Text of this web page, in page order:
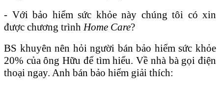
- Với bảo hiểm sức khỏe này chúng tôi có xin
được chương trìnhHome Care?
BS khuyên nên hỏi người bán bảo hiểm sức khỏe
20% của ông Hữu để tìm hiểu. Về nhà bà gọi điện
thoại ngay. Anh bán bảo hiểm giải thích: